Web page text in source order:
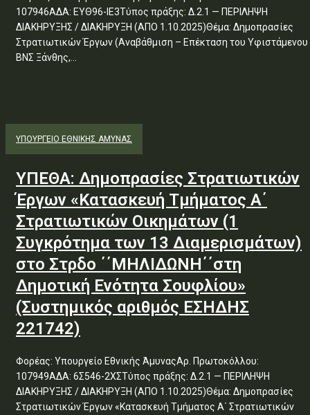
107946ΑΔΑ: ΕΥΘ96-ΙΕ3Τύπος πράξης: Δ.2.1 — ΠΕΡΙΛΗΨΗ
ΔΙΑΚΗΡΥΞΗΣ / ΔΙΑΚΗΡΥΞΗ (ΑΠΟ 1.10.2025)Θέμα: Δημοπρασίες
Στρατιωτικών Έργων (Αναβάθμιση – Επέκταση του Υφιστάμενου
ΒΝΣ Ξάνθης,...
ΥΠΟΥΡΓΕΊΟ ΕΘΝΙΚΉΣ ΆΜΥΝΑΣ
ΥΠΕΘΑ: Δημοπρασίες Στρατιωτικών
Έργων «Κατασκευή Τμήματος Α΄
Στρατιωτικών Οικημάτων (1
Συγκρότημα των 13 Διαμερισμάτων)
στο Στρδο ΄΄ΜΗΛΙΔΩΝΗ΄΄στη
Δημοτική Ενότητα Σουφλίου»
(Συστημικός αριθμός ΕΣΗΔΗΣ
221742)
Φορέας: Υπουργείο Εθνικής ΆμυναςΑρ. Πρωτοκόλλου:
107949ΑΔΑ: 6Σ546-2ΧΣΤύπος πράξης: Δ.2.1 — ΠΕΡΙΛΗΨΗ
ΔΙΑΚΗΡΥΞΗΣ / ΔΙΑΚΗΡΥΞΗ (ΑΠΟ 1.10.2025)Θέμα: Δημοπρασίες
Στρατιωτικών Έργων «Κατασκευή Τμήματος Α΄ Στρατιωτικών